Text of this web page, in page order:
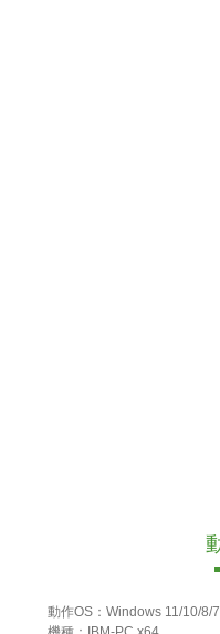
動作OS：Windows 11/10/8/